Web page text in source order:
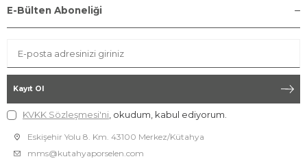
E-Bülten Aboneliği
Kayıt Ol
KVKK Sözleşmesi'ni , okudum, kabul ediyorum.
Eskişehir Yolu 8. Km. 43100 Merkez/Kütahya
mms@kutahyaporselen.com